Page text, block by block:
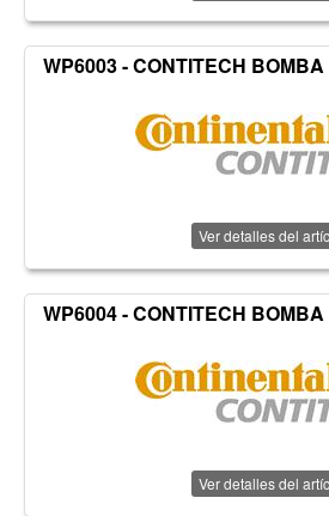
WP6003 - CONTITECH
Ver detalles del
WP6004 - CONTITECH
Ver detalles del